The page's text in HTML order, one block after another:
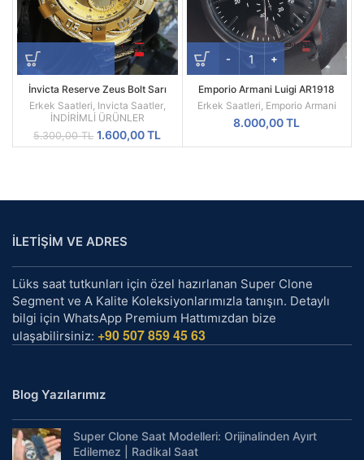
İnvicta Reserve Zeus Bolt Sarı
Kadran Replika Erkek Kol Saati
Erkek Saatleri, Invicta Saatler,
İNDİRİMLİ ÜRÜNLER
5.300,00TL Orijinal
fiyat:
1.600,00TL
andaki
Emporio Armani Luigi AR1918
Replika Erkek Kol Saati
Erkek Saatleri, Emporio Armani
8.000,00TL
İLETİŞİM VE ADRES
Lüks saat tutkunları için özel hazırlanan Super Clone
Segment ve A Kalite Koleksiyonlarımızla tanışın. Detaylı
bilgi için WhatsApp Premium Hattımızdan bize
ulaşabilirsiniz: +90 507 859 45 63
Blog Yazılarımız
Super Clone Saat Modelleri: Orijinalinden Ayırt
Edilemez | Radikal Saat